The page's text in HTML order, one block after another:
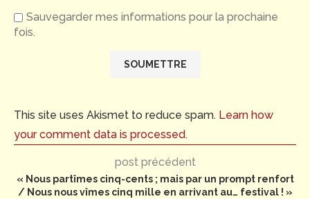
Sauvegarder mes informations pour la prochaine
fois.
This site uses Akismet to reduce spam. Learn how
your comment data is processed.
post précédent
« Nous partîmes cinq-cents ; mais par un prompt renfort
/ Nous nous vîmes cinq mille en arrivant au… festival ! »